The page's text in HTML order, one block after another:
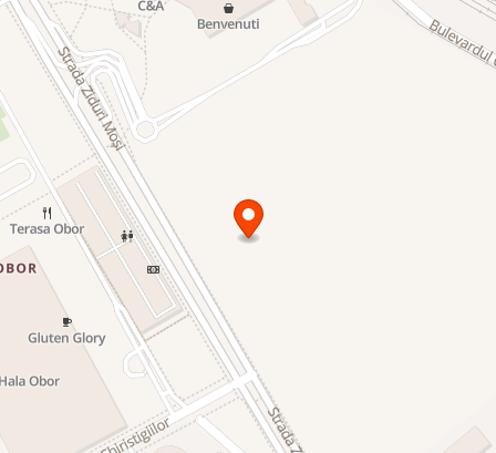
valoare investiției.
• Dezvoltator de Încredere: InteRo, cu un istoric solid și proiecte
de succes în București.